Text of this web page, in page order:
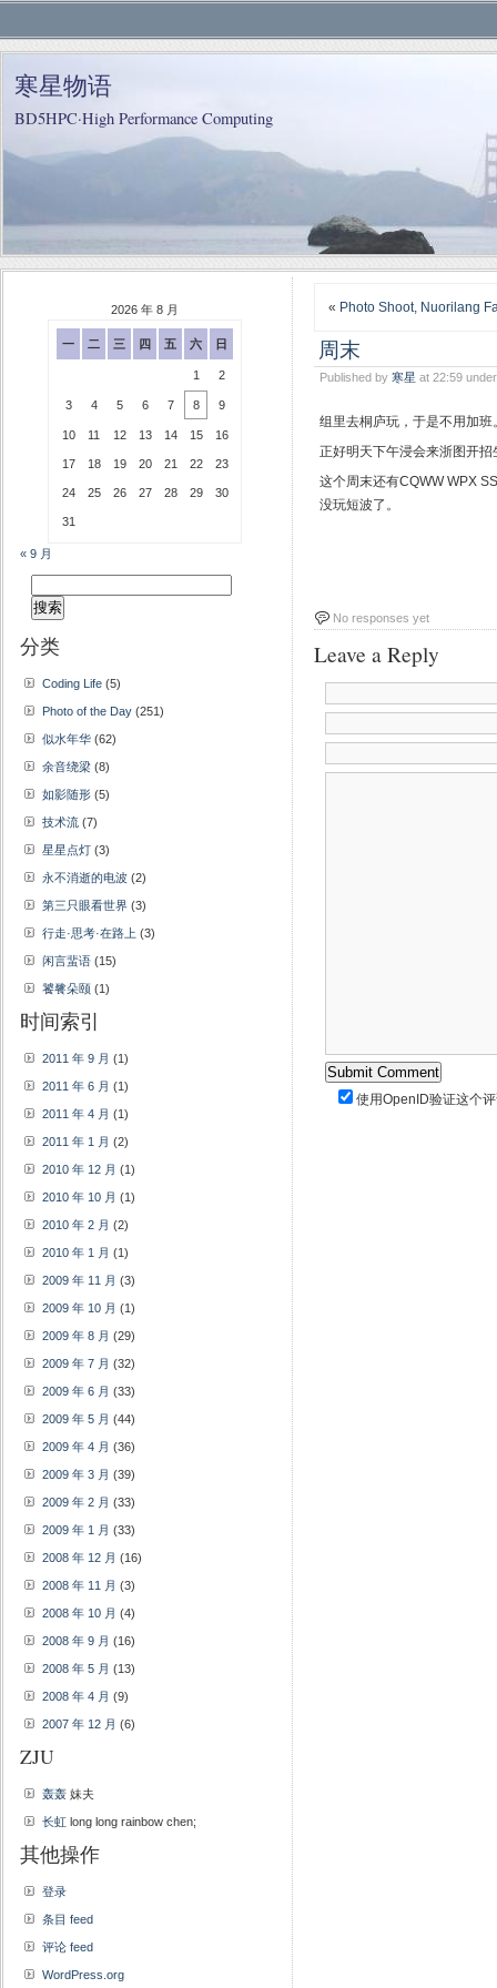
寒星物语
BD5HPC·High Performance Computing
« Photo Shoot, Nuorilang
周末
Published by 寒星 at 22:59
组里去桐庐玩，于是不用加班
正好明天下午浸会来浙图开
这个周末还有CQWW WPX
没玩短波了。
No responses yet
Leave a Reply
使用OpenID验证这个
2026 年 8 月
一 二 三 四 五 六 日
1 2
3 4 5 6 7 8 9
10 11 12 13 14 15 16
17 18 19 20 21 22 23
24 25 26 27 28 29 30
31
« 9 月
索：
分类
Coding Life (5)
Photo of the Day (251)
似水年华 (62)
余音绕梁 (8)
如影随形 (5)
技术流 (7)
星星点灯 (3)
永不消逝的电波 (2)
第三只眼看世界 (3)
行走·思考·在路上 (3)
闲言蜚语 (15)
饕餮朵颐 (1)
时间索引
2011 年 9 月 (1)
2011 年 6 月 (1)
2011 年 4 月 (1)
2011 年 1 月 (2)
2010 年 12 月 (1)
2010 年 10 月 (1)
2010 年 2 月 (2)
2010 年 1 月 (1)
2009 年 11 月 (3)
2009 年 10 月 (1)
2009 年 8 月 (29)
2009 年 7 月 (32)
2009 年 6 月 (33)
2009 年 5 月 (44)
2009 年 4 月 (36)
2009 年 3 月 (39)
2009 年 2 月 (33)
2009 年 1 月 (33)
2008 年 12 月 (16)
2008 年 11 月 (3)
2008 年 10 月 (4)
2008 年 9 月 (16)
2008 年 5 月 (13)
2008 年 4 月 (9)
2007 年 12 月 (6)
ZJU
轰轰 妹夫
长虹 long long rainbow chen;
其他操作
登录
条目 feed
评论 feed
WordPress.org